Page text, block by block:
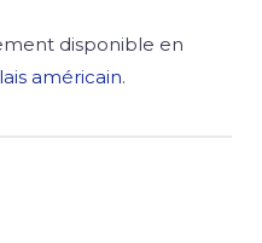
disponible en
américain.